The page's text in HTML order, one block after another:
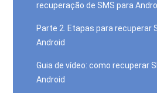
recuperação de SMS para
Parte 2. Etapas para recuperar
Android
Guia de vídeo: como recuperar
Android